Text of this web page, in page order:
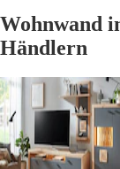
Wohnwand
Händlern